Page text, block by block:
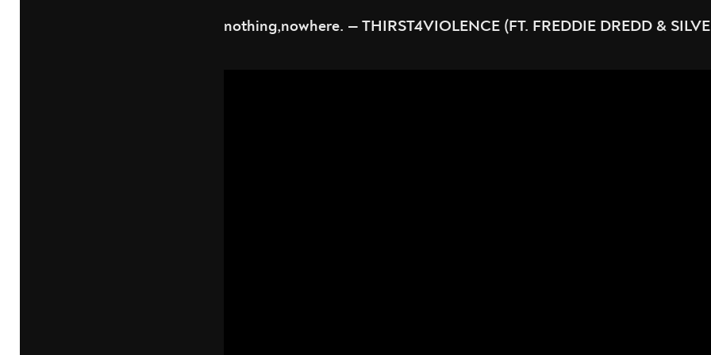
nothing,nowhere. — THIRST4VIOLENCE (FT. FREDDIE DREDD &